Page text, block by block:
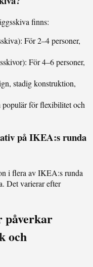
finns:
För 2–4 personer,
För 4–6 personer,
stadig konstruktion,
för flexibilitet och
på IKEA:s runda
i flera av IKEA:s runda
Det varierar efter
påverkar
och